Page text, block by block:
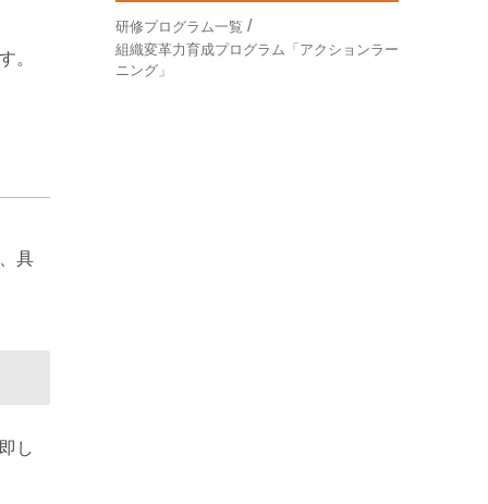
。
具
し
研修プログラム一覧
組織変革力育成プログラム「アクションラー
ニング」